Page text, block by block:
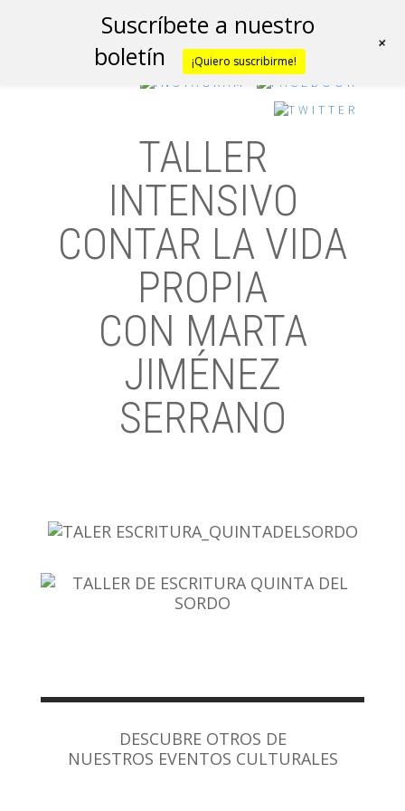
TALLER
INTENSIVO
CONTAR LA VIDA
PROPIA
CON MARTA
JIMÉNEZ
SERRANO
DESCUBRE OTROS DE
NUESTROS EVENTOS CULTURALES
Suscríbete a nuestro
boletín
¡Quiero suscribirme!
+